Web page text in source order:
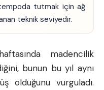
tutmak için ağ
teknik seviyedir.
madencilik
bunun bu yıl aynı
olduğunu vurguladı.